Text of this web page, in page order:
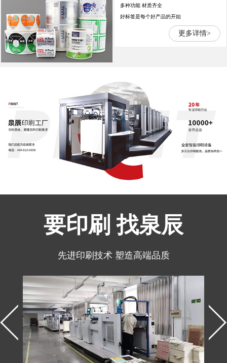
多种功能 材质齐全
好标签是每个好产品的开始
更多详情>
要印刷 找泉辰
先进印刷技术 塑造高端品质